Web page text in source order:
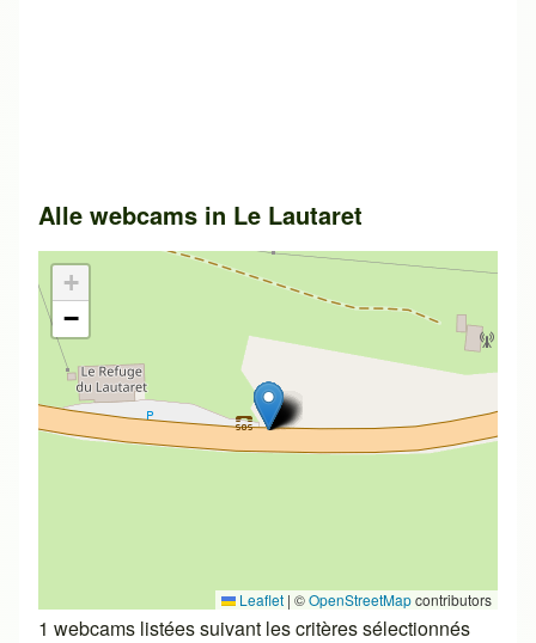
Alle webcams in Le Lautaret
+
−
Leaflet | ©OpenStreetMapcontributors
1 webcams listées suivant les critères sélectionnés